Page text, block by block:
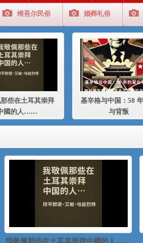
责与内疚中的挣扎
在集中营的红衣女孩
尔种族灭绝
维吾尔民俗 婚葬礼俗
些在土耳其崇拜
國的人……
基辛格与中国：50
与背叛
我敬佩那些在土耳其崇拜中國的人……